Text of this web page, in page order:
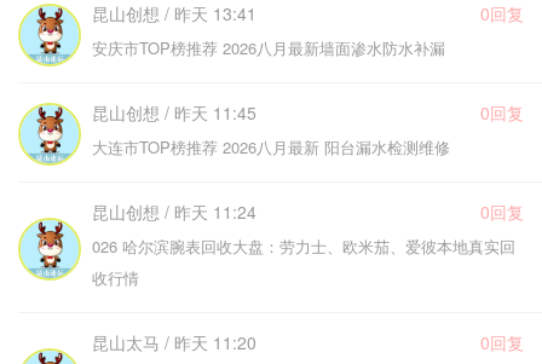
昆山创想 / 昨天 13:41 0回复
安庆市TOP榜推荐 2026八月最新墙面渗水防水补漏
昆山创想 / 昨天 11:45 0回复
大连市TOP榜推荐 2026八月最新 阳台漏水检测维修
昆山创想 / 昨天 11:24 0回复
026 哈尔滨腕表回收大盘：劳力士、欧米茄、爱彼本地真实回
收行情
昆山太马 / 昨天 11:20 0回复